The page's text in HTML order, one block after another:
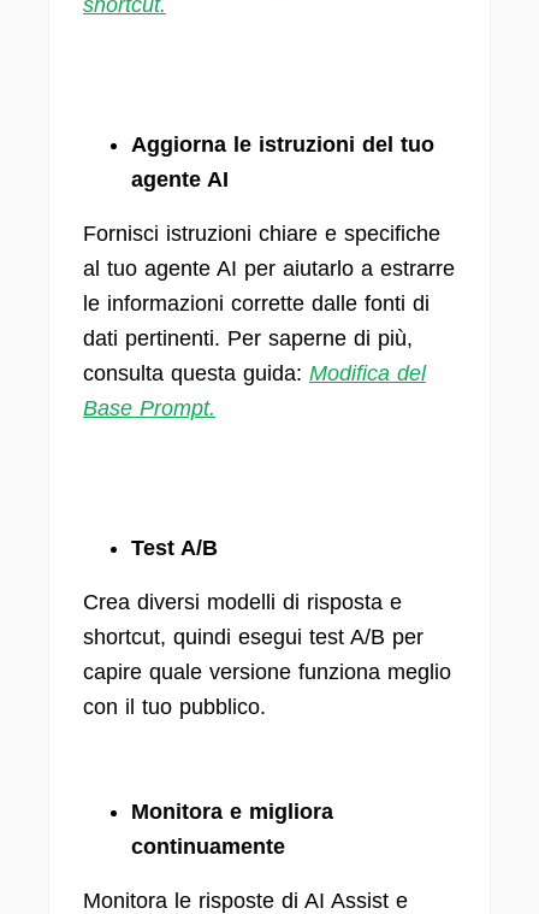
shortcut.
Aggiorna le istruzioni del tuo
agente AI
Fornisci istruzioni chiare e specifiche
al tuo agente AI per aiutarlo a estrarre
le informazioni corrette dalle fonti di
dati pertinenti. Per saperne di più,
consulta questa guida: Modifica del
Base Prompt.
Test A/B
Crea diversi modelli di risposta e
shortcut, quindi esegui test A/B per
capire quale versione funziona meglio
con il tuo pubblico.
Monitora e migliora
continuamente
Monitora le risposte di AI Assist e